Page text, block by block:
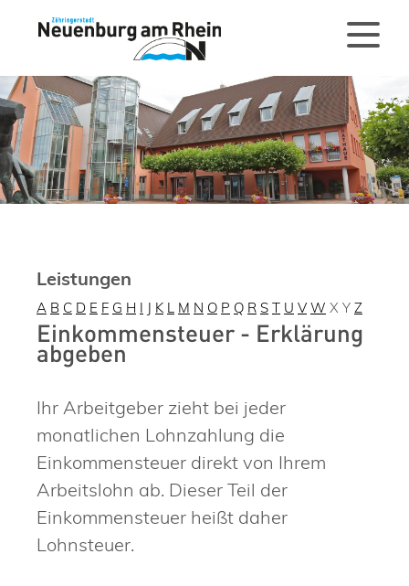
Leistungen
A B C D E F G H I J K L M N O P Q R S T U V W X Y Z
Einkommensteuer - Erklärung
abgeben
Ihr Arbeitgeber zieht bei jeder
monatlichen Lohnzahlung die
Einkommensteuer direkt von Ihrem
Arbeitslohn ab. Dieser Teil der
Einkommensteuer heißt daher
Lohnsteuer.